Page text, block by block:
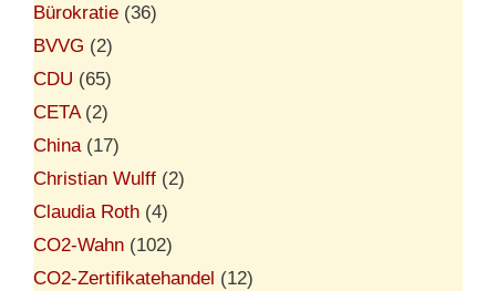
Bürokratie (36)
BVVG (2)
CDU (65)
CETA(2)
China(17)
Christian Wulff (2)
Claudia Roth (4)
CO2-Wahn (102)
CO2-Zertifikatehandel (12)